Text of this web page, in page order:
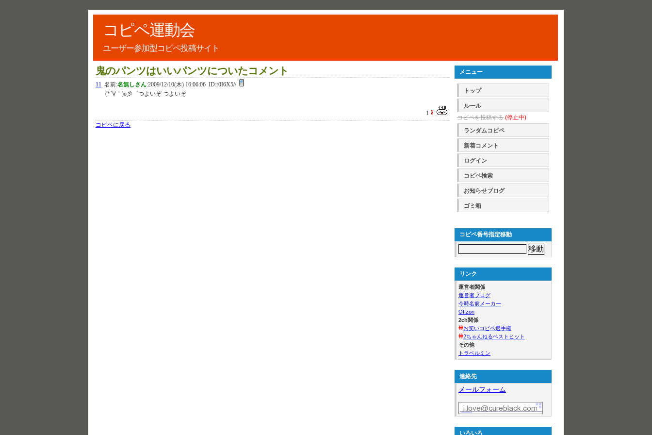
コピペ運動会
ユーザー参加型コピペ投稿サイト
鬼のパンツはいいパンツについたコメント
11 名前:名無しさん:2009/12/10(木) 16:06:06 ID:r0I6X5//
(*´∀｀)o彡゜つよいぞ つよいぞ
1
コピペに戻る
メニュー
トップ
ルール
コピペを投稿する (停止中)
ランダムコピペ
新着コメント
ログイン
コピペ検索
お知らせブログ
ゴミ箱
コピペ番号指定移動
リンク
運営者関係
運営者ブログ
今時名前メーカー
Offzon
2ch関係
お笑いコピペ選手権
2ちゃんねるベストヒット
その他
トラベルミン
連絡先
メールフォーム
いろいろ